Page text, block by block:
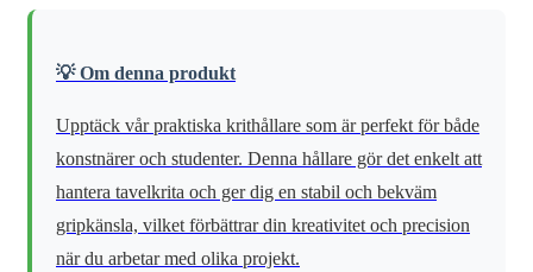
💡 Om denna produkt
Upptäck vår praktiska krithållare som är perfekt för både
konstnärer och studenter. Denna hållare gör det enkelt att
hantera tavelkrita och ger dig en stabil och bekväm
gripkänsla, vilket förbättrar din kreativitet och precision
när du arbetar med olika projekt.